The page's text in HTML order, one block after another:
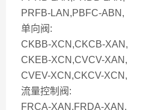
PRFB-LAN,PBFC-ABN,
单向阀:
CKBB-XCN,CKCB-XAN,
CKEB-XCN,CVCV-XAN,
CVEV-XCN,CKCV-XCN,
流量控制阀:
FRCA-XAN,FRDA-XAN,